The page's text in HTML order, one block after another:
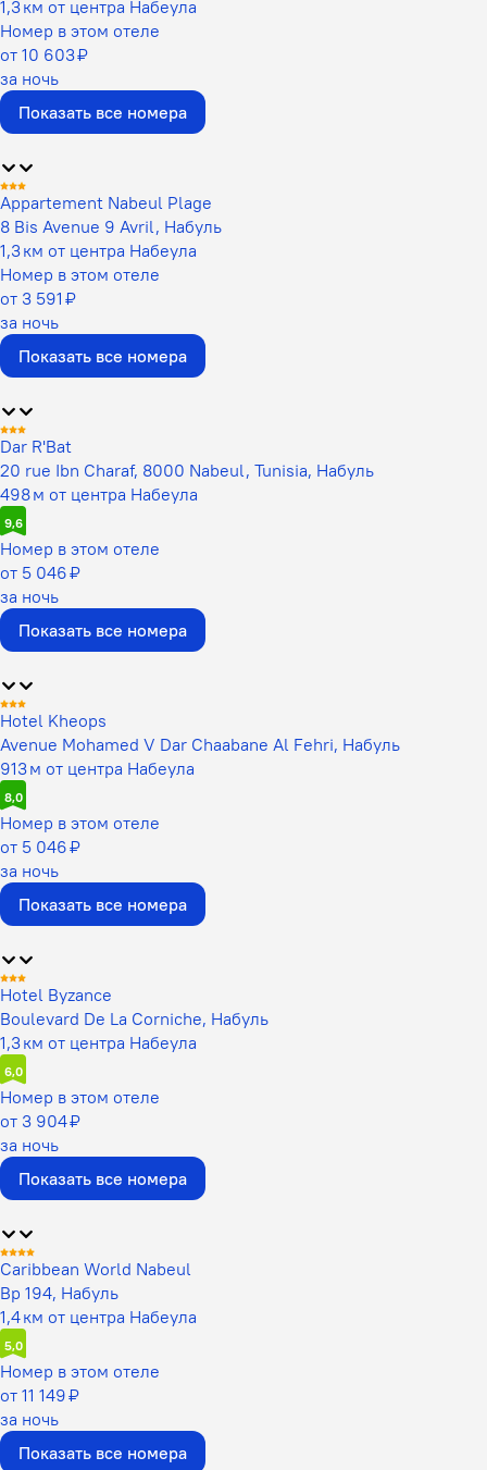
1,3 км от центра Набеула
Номер в этом отеле
от 10 603 ₽
за ночь
Показать все номера
Appartement Nabeul Plage
8 Bis Avenue 9 Avril, Набуль
1,3 км от центра Набеула
Номер в этом отеле
от 3 591 ₽
за ночь
Показать все номера
Dar R'Bat
20 rue Ibn Charaf, 8000 Nabeul, Tunisia, Набуль
498 м от центра Набеула
9,6
Номер в этом отеле
от 5 046 ₽
за ночь
Показать все номера
Hotel Kheops
Avenue Mohamed V Dar Chaabane Al Fehri, Набуль
913 м от центра Набеула
8,0
Номер в этом отеле
от 5 046 ₽
за ночь
Показать все номера
Hotel Byzance
Boulevard De La Corniche, Набуль
1,3 км от центра Набеула
6,0
Номер в этом отеле
от 3 904 ₽
за ночь
Показать все номера
Caribbean World Nabeul
Bp 194, Набуль
1,4 км от центра Набеула
5,0
Номер в этом отеле
от 11 149 ₽
за ночь
Показать все номера